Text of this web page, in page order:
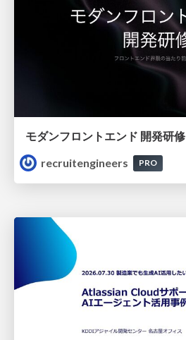
モダンフロントエンド 開発研修
recruitengineers
PRO